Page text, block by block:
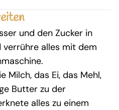
und den Zucker in
verrühre alles mit dem
Milch, das Ei, das Mehl,
Butter zu der
alles zu einem